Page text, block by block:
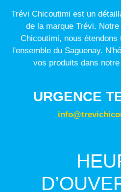
Trévi Chicoutimi est un
de la marque Trévi.
Chicoutimi, nous
l'ensemble du Saguenay.
vos produits dans
URGENCE